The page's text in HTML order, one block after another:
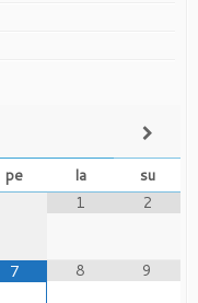
pe la
su
1
2
7 8 9